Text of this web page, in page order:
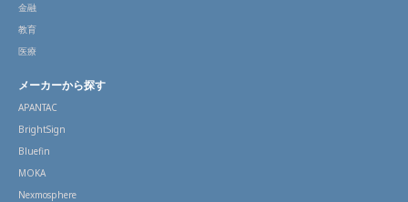
金融
教育
医療
メーカーから探す
APANTAC
BrightSign
Bluefin
MOKA
Nexmosphere